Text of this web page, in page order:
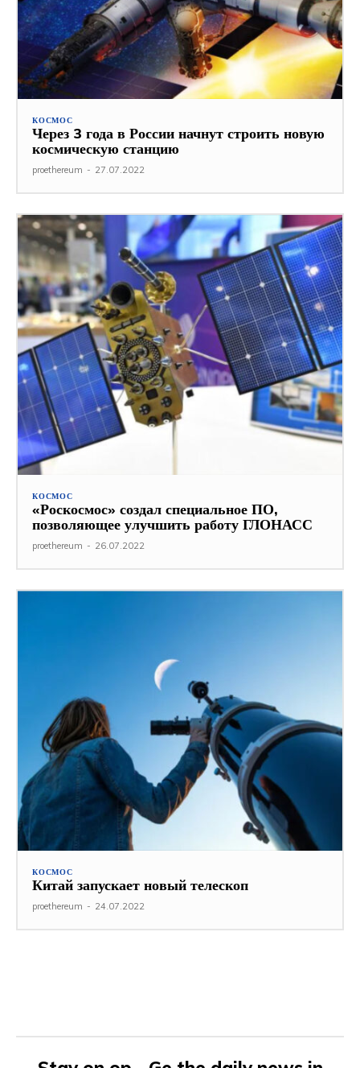
КОСМОС
Через 3 года в России начнут строить новую
космическую станцию
proethereum - 27.07.2022
КОСМОС
«Роскосмос» создал специальное ПО,
позволяющее улучшить работу ГЛОНАСС
proethereum - 26.07.2022
КОСМОС
Китай запускает новый телескоп
proethereum - 24.07.2022